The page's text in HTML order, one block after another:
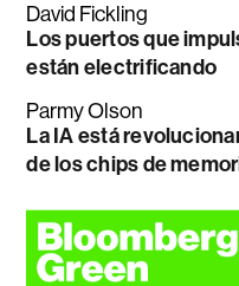
David Fickling
Los puertos que
están electrificando
Parmy Olson
La IA está
de los chips de